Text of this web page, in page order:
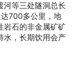
河等三处隧洞总长
700多公里，地
岩石的非金属矿矿
水，长期饮用会产